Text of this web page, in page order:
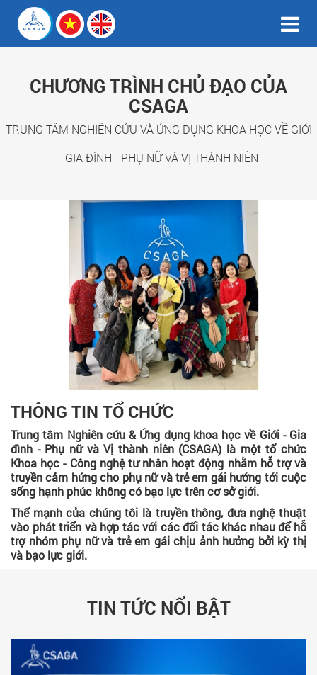
CHƯƠNG TRÌNH CHỦ ĐẠO CỦA
CSAGA
TRUNG TÂM NGHIÊN CỨU VÀ ỨNG DỤNG KHOA HỌC VỀ GIỚI
- GIA ĐÌNH - PHỤ NỮ VÀ VỊ THÀNH NIÊN
THÔNG TIN TỔ CHỨC
Trung tâm Nghiên cứu & Ứng dụng khoa học về Giới - Gia
đình - Phụ nữ và Vị thành niên (CSAGA) là một tổ chức
Khoa học - Công nghệ tư nhân hoạt động nhằm hỗ trợ và
truyền cảm hứng cho phụ nữ và trẻ em gái hướng tới cuộc
sống hạnh phúc không có bạo lực trên cơ sở giới.
Thế mạnh của chúng tôi là truyền thông, đưa nghệ thuật
vào phát triển và hợp tác với các đối tác khác nhau để hỗ
trợ nhóm phụ nữ và trẻ em gái chịu ảnh hưởng bởi kỳ thị
và bạo lực giới.
TIN TỨC NỔI BẬT